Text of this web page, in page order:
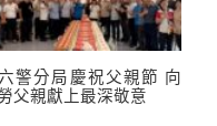
警分局慶祝父親節 向
父親獻上最深敬意